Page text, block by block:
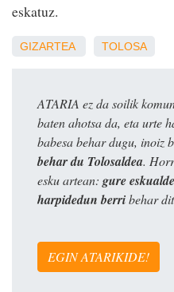
eskatuz.
GIZARTEA TOLOSA
ATARIA ez da soilik
baten ahotsa da, eta urte
babesa behar dugu, inoiz
behar du Tolosaldea.
esku artean: gure
harpidedun berribehar
EGIN ATARIKIDE!